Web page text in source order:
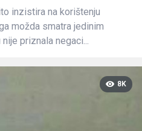
inzistira na korištenju
možda smatra jedinim
priznala negaci...
8K